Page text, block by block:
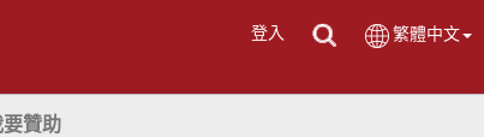
登入 繁體中文
要贊助